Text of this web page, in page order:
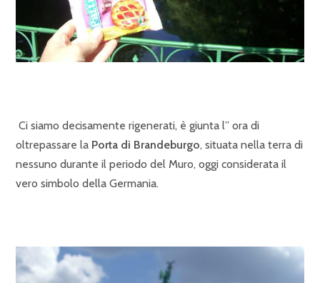
Ci siamo decisamente rigenerati, è giunta l” ora di
oltrepassare la Porta di Brandeburgo, situata nella terra di
nessuno durante il periodo del Muro, oggi considerata il
vero simbolo della Germania.